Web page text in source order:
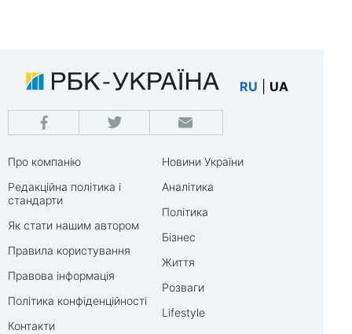
RU UA
Про компанію
Редакційна політика і
стандарти
Як стати нашим автором
Правила користування
Правова інформація
Політика конфіденційності
Контакти
Новини України
Аналітика
Політика
Бізнес
Життя
Розваги
Lifestyle